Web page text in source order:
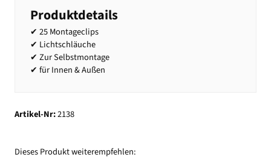
Produktdetails
✔ 25 Montageclips
✔ Lichtschläuche
✔ Zur Selbstmontage
✔ für Innen & Außen
Artikel-Nr:2138
Dieses Produkt weiterempfehlen: